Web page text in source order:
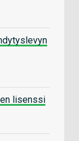
lisenssi